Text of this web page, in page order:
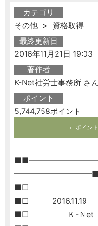
カテゴリ
その他 > 資格取得
最終更新日
2016年11月21日 19:03
著作者
K-Net社労士事務所 さん
ポイント
5,744,758ポイント
ポイン
■□
■□ 2016.11.19
■□ Ｋ-Ｎet